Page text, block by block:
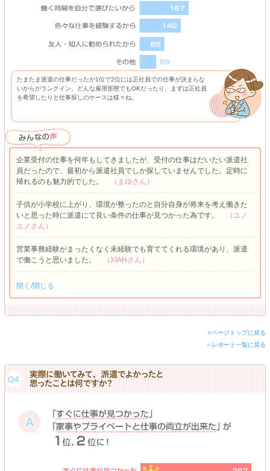
たまたま派遣の仕事だったが1位で2位には正社員での仕事が決まらな
いからがランクイン。どんな雇用形態でもOKだったり、まずは正社員
を希望したりと仕事探しのケースは様々ね。
企業受付の仕事を何年もしてきましたが、受付の仕事はだいたい派遣社
員だったので、最初から派遣社員でしか探していませんでした。定時に
帰れるのも魅力的でした。
（まゆさん）
子供が小学校に上がり、環境が整ったのと自分自身が将来を考え働きた
いと思った時に派遣にて良い条件の仕事が見つかった為です。
（ユノ
ユノさん）
営業事務経験がまったくなく未経験でも育ててくれる環境があり、派遣
で働こうと思いました。
（XIAHさん）
開く/閉じる
∧ページトップに戻る
＜レポート一覧に戻る